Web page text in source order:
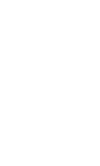
- SP1220